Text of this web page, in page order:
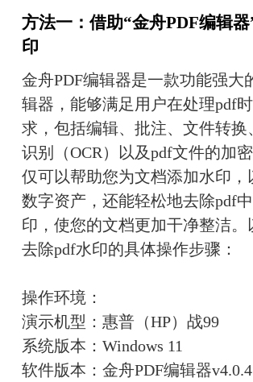
方法一：借助“金舟PDF编辑
印
金舟PDF编辑器是一款功能强大
辑器，能够满足用户在处理pdf
求，包括编辑、批注、文件转换
识别（OCR）以及pdf文件的加
仅可以帮助您为文档添加水印，
数字资产，还能轻松地去除pdf
印，使您的文档更加干净整洁。
去除pdf水印的具体操作步骤：
操作环境：
演示机型：惠普（HP）战99
系统版本：Windows 11
软件版本：金舟PDF编辑器v4.0.4